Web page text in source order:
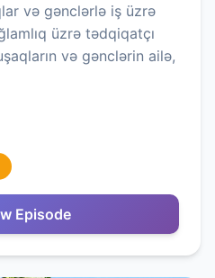
və gənclərlə iş üzrə
üzrə tədqiqatçı
və gənclərin ailə,
Episode